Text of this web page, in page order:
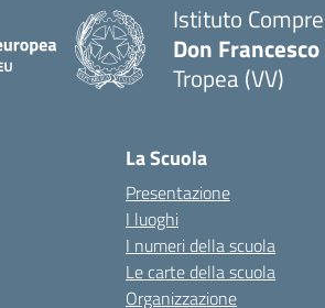
Istituto
Don
Tropea (VV)
La Scuola
Presentazione
I luoghi
I numeri della scuola
Le carte della scuola
Organizzazione